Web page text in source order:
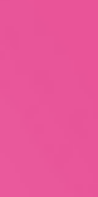
W/D)
vor Ort: Seit 1953
GmbH mit Sitz im
mit...